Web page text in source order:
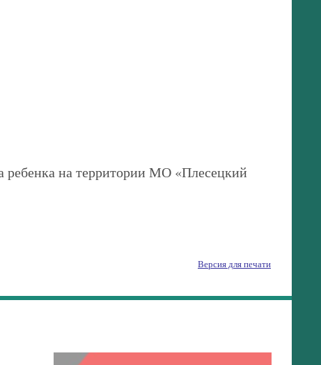
ребенка на территории МО «Плесецкий
Версия для печати